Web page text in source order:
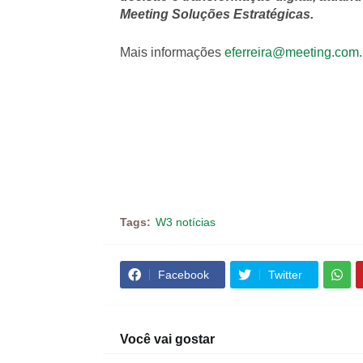
Meeting Soluções Estratégicas.
Mais informações
Tags: W3 notícias
Facebook Twitter
Você vai gostar